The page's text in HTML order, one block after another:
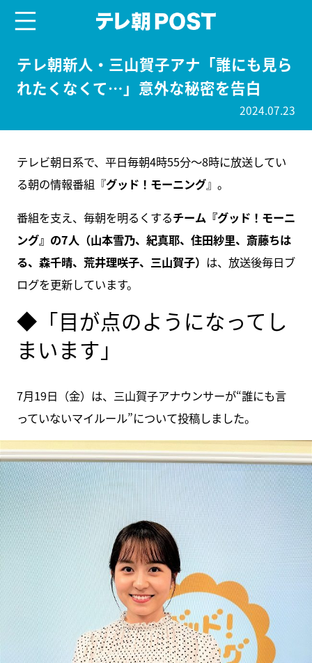
テレ朝新人・三山賀子アナ「誰にも見ら
れたくなくて…」意外な秘密を告白
2024.07.23
テレビ朝日系で、平日毎朝4時55分～8時に放送してい
る朝の情報番組『グッド！モーニング』。
番組を支え、毎朝を明るくするチーム『グッド！モーニ
ング』の7人（山本雪乃、紀真耶、住田紗里、斎藤ちは
る、森千晴、荒井理咲子、三山賀子） は、放送後毎日ブ
ログを更新しています。
◆「目が点のようになってし
まいます」
7月19日（金）は、三山賀子アナウンサーが“誰にも言
っていないマイルール”について投稿しました。